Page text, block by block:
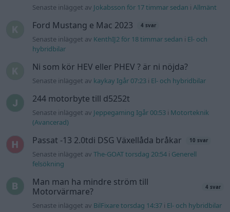
Senaste inlägget av Jokabsson för 17 timmar sedan iAllmänt
Ford Mustang e Mac 2023 4 svar
Senaste inlägget av KenthIJ2 för 18 timmar sedan i El- och
hybridbilar
Ni som kör HEV eller PHEV ? är ni nöjda?
Senaste inlägget av kaykay Igår 07:23 i El- och hybridbilar
244 motorbyte till d5252t
Senaste inlägget av Jeppegaming Igår 00:53 i Motorteknik
(Avancerad)
Passat -13 2.0tdi DSG Växellåda bråkar 10 svar
Senaste inlägget avThe-GOAT torsdag 20:54 i Generell
felsökning
Man man ha mindre ström till
Motorvärmare?
4 svar
Senaste inlägget av BilFixare torsdag 14:37 i El- och hybridbilar